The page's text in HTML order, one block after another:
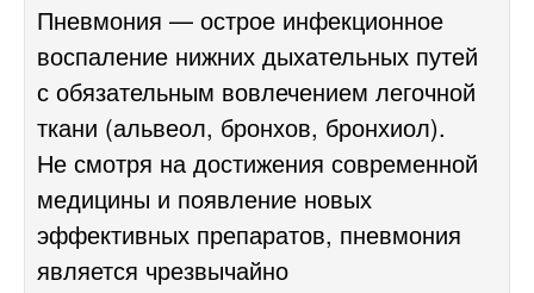
Пневмония — острое инфекционное
воспаление нижних дыхательных путей
с обязательным вовлечением легочной
ткани (альвеол, бронхов, бронхиол).
Не смотря на достижения современной
медицины и появление новых
эффективных препаратов, пневмония
является чрезвычайно